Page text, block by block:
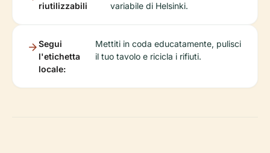
riutilizzabili
variabile di Helsinki.
Segui
l'etichetta
locale:
Mettiti in coda educatamente, pulisci
il tuo tavolo e ricicla i rifiuti.